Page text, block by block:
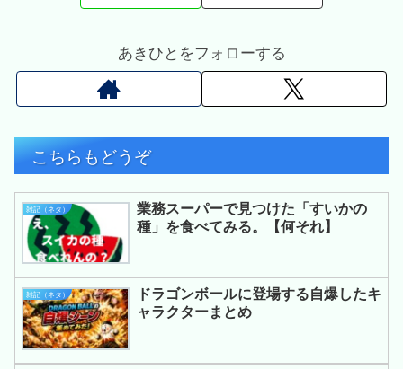
あきひとをフォローする
こちらもどうぞ
雑記（ネタ）
業務スーパーで見つけた「すいかの
種」を食べてみる。【何それ】
雑記（ネタ）
ドラゴンボールに登場する自爆したキ
ャラクターまとめ